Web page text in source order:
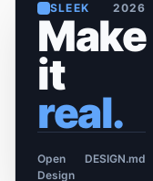
SLEEK 2026
Make
it
real.
Open
Design
DESIGN.md